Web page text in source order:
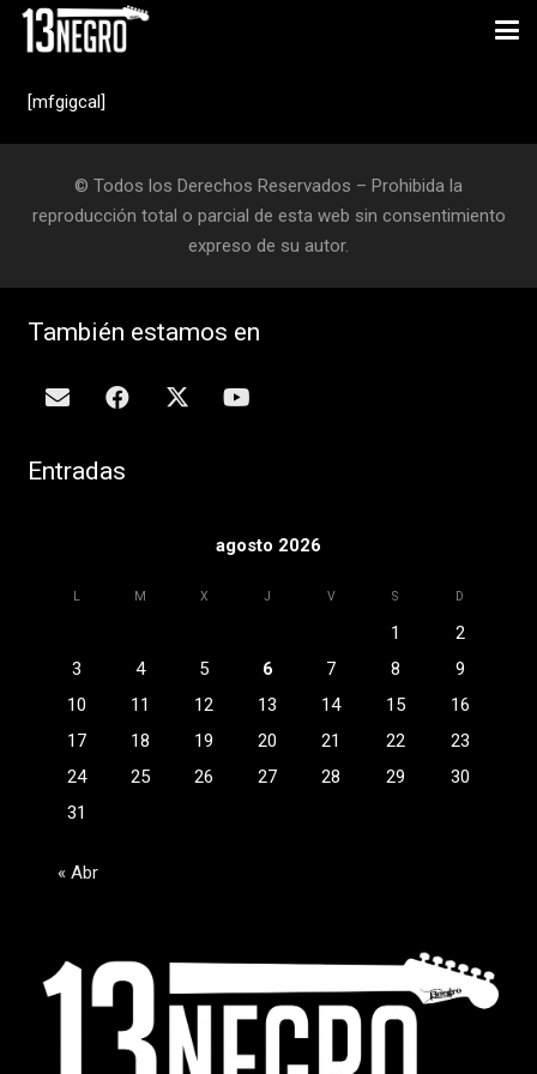
[mfgigcal]
© Todos los Derechos Reservados – Prohibida la
reproducción total o parcial de esta web sin consentimiento
expreso de su autor.
También estamos en
Entradas
agosto 2026
L M X J V S D
1
2
3
4 5 6 7 8
9
10
11 12 13 14 15
16
17
18 19 20 21 22
23
24
25 26 27 28 29
30
31
« Abr